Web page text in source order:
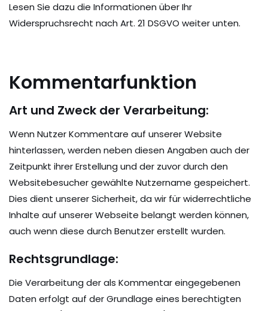
Lesen Sie dazu die Informationen über Ihr
Widerspruchsrecht nach Art. 21 DSGVO weiter unten.
Kommentarfunktion
Art und Zweck der Verarbeitung:
Wenn Nutzer Kommentare auf unserer Website
hinterlassen, werden neben diesen Angaben auch der
Zeitpunkt ihrer Erstellung und der zuvor durch den
Websitebesucher gewählte Nutzername gespeichert.
Dies dient unserer Sicherheit, da wir für widerrechtliche
Inhalte auf unserer Webseite belangt werden können,
auch wenn diese durch Benutzer erstellt wurden.
Rechtsgrundlage:
Die Verarbeitung der als Kommentar eingegebenen
Daten erfolgt auf der Grundlage eines berechtigten